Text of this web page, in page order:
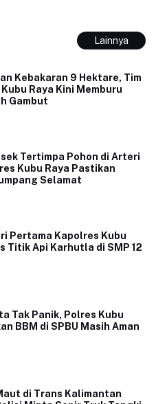
Lainnya
Kebakaran 9 Hektare, Tim
Raya Kini Memburu
Gambut
Tertimpa Pohon di Arteri
Kubu Raya Pastikan
Selamat
Pertama Kapolres Kubu
Titik Api Karhutla di SMP 12
Tak Panik, Polres Kubu
BBM di SPBU Masih Aman
di Trans Kalimantan